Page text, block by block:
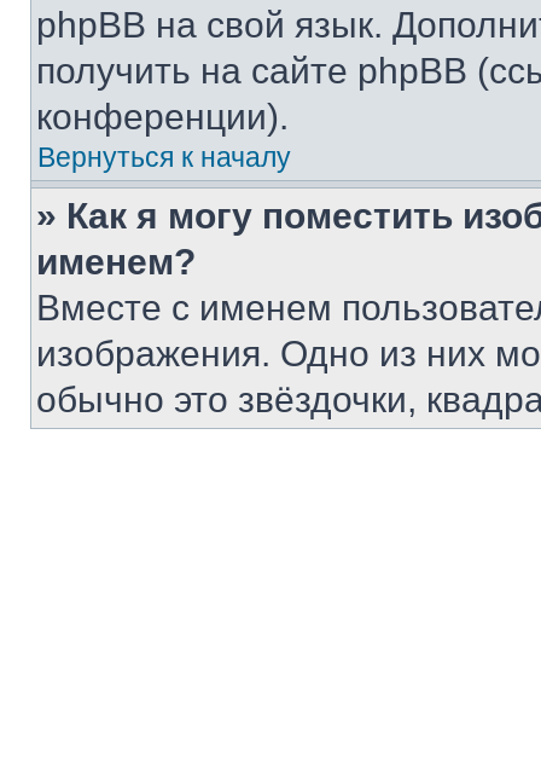
phpBB на свой язык.
получить на сайте phpBB
конференции).
Вернуться к началу
» Как я могу поместить
именем?
Вместе с именем
изображения. Одно из них
обычно это звёздочки,